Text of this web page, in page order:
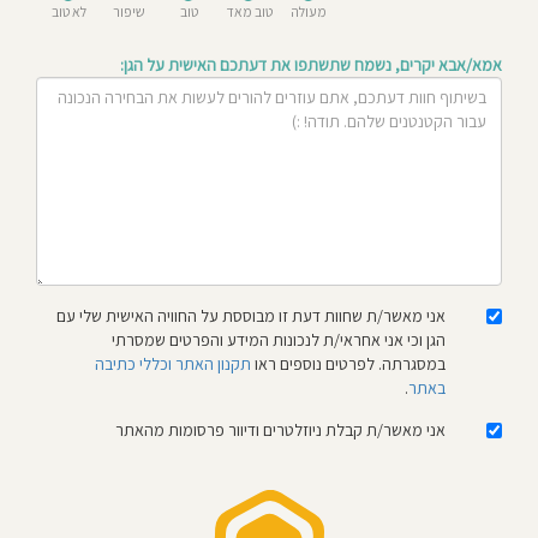
מעולה טוב מאד טוב
שיפור
לא טוב
אמא/אבא יקרים, נשמח שתשתפו את דעתכם האישית על הגן:
אני מאשר/ת שחוות דעת זו מבוססת על החוויה האישית שלי עם
הגן וכי אני אחראי/ת לנכונות המידע והפרטים שמסרתי
במסגרתה. לפרטים נוספים ראו תקנון האתר וכללי כתיבה
באתר.
אני מאשר/ת קבלת ניוזלטרים ודיוור פרסומות מהאתר